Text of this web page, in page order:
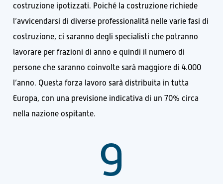
costruzione ipotizzati. Poiché la costruzione richiede
l’avvicendarsi di diverse professionalità nelle varie fasi di
costruzione, ci saranno degli specialisti che potranno
lavorare per frazioni di anno e quindi il numero di
persone che saranno coinvolte sarà maggiore di 4.000
l’anno. Questa forza lavoro sarà distribuita in tutta
Europa, con una previsione indicativa di un 70% circa
nella nazione ospitante.
9